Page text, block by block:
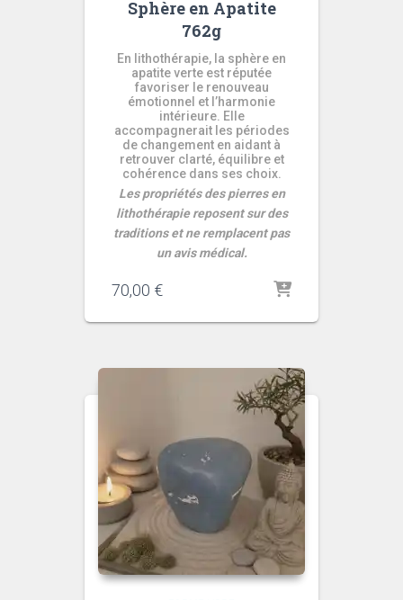
Sphère en Apatite
762g
En lithothérapie, la sphère en
apatite verte est réputée
favoriser le renouveau
émotionnel et l’harmonie
intérieure. Elle
accompagnerait les périodes
de changement en aidant à
retrouver clarté, équilibre et
cohérence dans ses choix.
Les propriétés des pierres en
lithothérapie reposent sur des
traditions et ne remplacent pas
un avis médical.
70,00 €